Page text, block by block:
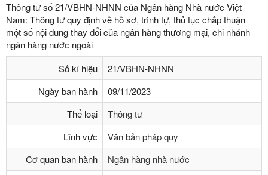
Thông tư số 21/VBHN-NHNN của Ngân hàng Nhà nước Việt
Nam: Thông tư quy định về hồ sơ, trình tự, thủ tục chấp thuận
một số nội dung thay đổi của ngân hàng thương mại, chi nhánh
ngân hàng nước ngoài
Số kí hiệu
21/VBHN-NHNN
Ngày ban hành
09/11/2023
Thể loại
Thông tư
Lĩnh vực
Văn bản pháp quy
Cơ quan ban hành
Ngân hàng nhà nước